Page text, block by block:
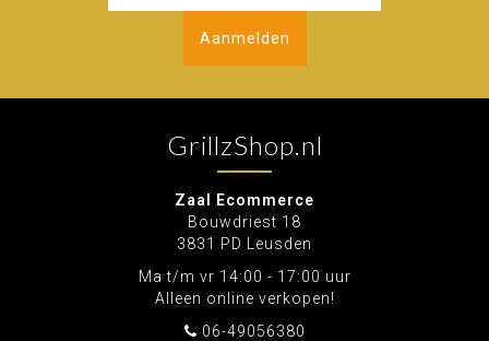
Aanmelden
GrillzShop.nl
Zaal Ecommerce
Bouwdriest 18
3831 PD Leusden
Ma t/m vr 14:00 - 17:00 uur
Alleen online verkopen!
06-49056380